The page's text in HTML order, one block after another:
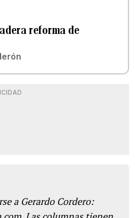
reforma de
a Gerardo Cordero: